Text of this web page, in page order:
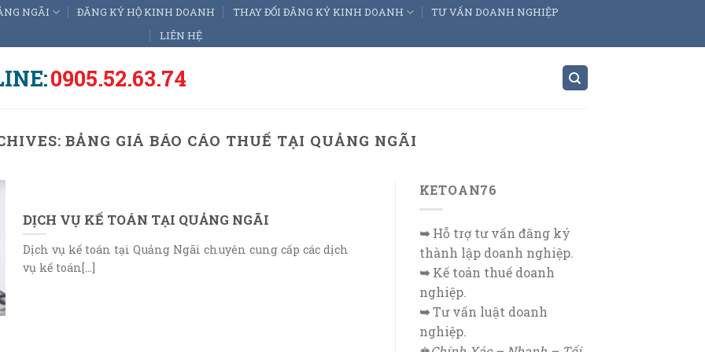
NGÃI ĐĂNG KÝ HỘ KINH DOANH THAY ĐỔI ĐĂNG KÝ KINH DOANH
TƯ VẤN DOANH NGHIỆP
LIÊN HỆ
0905.52.63.74
BẢNG GIÁ BÁO CÁO THUẾ TẠI QUẢNG NGÃI
DỊCH VỤ KẾ TOÁN TẠI QUẢNG NGÃI
Dịch vụ kế toán tại Quảng Ngãi chuyên cung cấp các dịch
vụ kế toán[...]
KETOAN76
➥Hỗ trợ tư vấn đăng ký
thành lập doanh nghiệp.
➥Kế toán thuế doanh
nghiệp.
➥Tư vấn luật doanh
nghiệp.